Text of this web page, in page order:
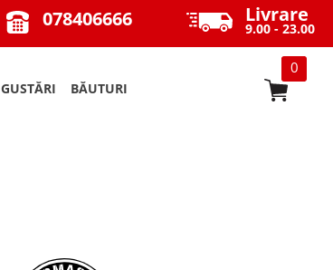
078406666 Livrare
9.00 - 23.00
GUSTĂRI BĂUTURI
0